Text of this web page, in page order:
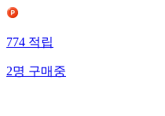
774 적립
2명 구매중